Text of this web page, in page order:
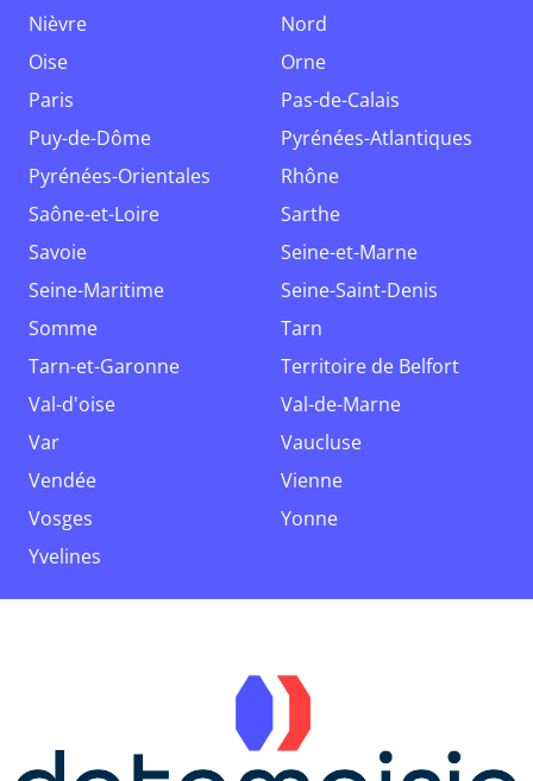
Nièvre
Nord
Oise
Orne
Paris
Pas-de-Calais
Puy-de-Dôme
Pyrénées-Atlantiques
Pyrénées-Orientales
Rhône
Saône-et-Loire
Sarthe
Savoie
Seine-et-Marne
Seine-Maritime
Seine-Saint-Denis
Somme
Tarn
Tarn-et-Garonne
Territoire de Belfort
Val-d'oise
Val-de-Marne
Var
Vaucluse
Vendée
Vienne
Vosges
Yonne
Yvelines